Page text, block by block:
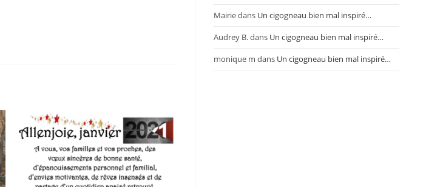
Mairiedans Un cigogneau bien mal inspiré…
Audrey B.dans Un cigogneau bien mal inspiré…
monique m dans Un cigogneau bien mal inspiré…